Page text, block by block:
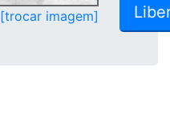
[trocar imagem]